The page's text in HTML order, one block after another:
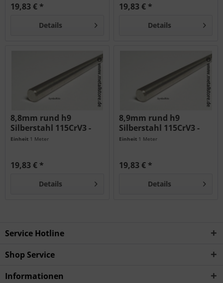
19,83 € *
Details
19,83 € *
Details
8,8mm rund h9
Silberstahl 115CrV3 -
geschliffen...
Einheit 1 Meter
19,83 € *
Details
8,9mm rund h9
Silberstahl 115CrV3 -
geschliffen...
Einheit 1 Meter
19,83 € *
Details
Service Hotline
Shop Service
Informationen